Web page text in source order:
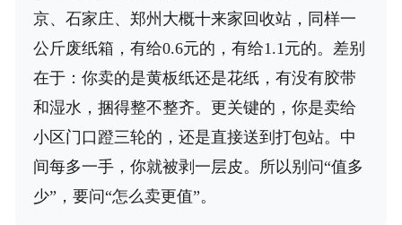
京、石家庄、郑州大概十来家回收站，同样一
公斤废纸箱，有给0.6元的，有给1.1元的。差别
在于：你卖的是黄板纸还是花纸，有没有胶带
和湿水，捆得整不整齐。更关键的，你是卖给
小区门口蹬三轮的，还是直接送到打包站。中
间每多一手，你就被剥一层皮。所以别问“值多
少”，要问“怎么卖更值”。